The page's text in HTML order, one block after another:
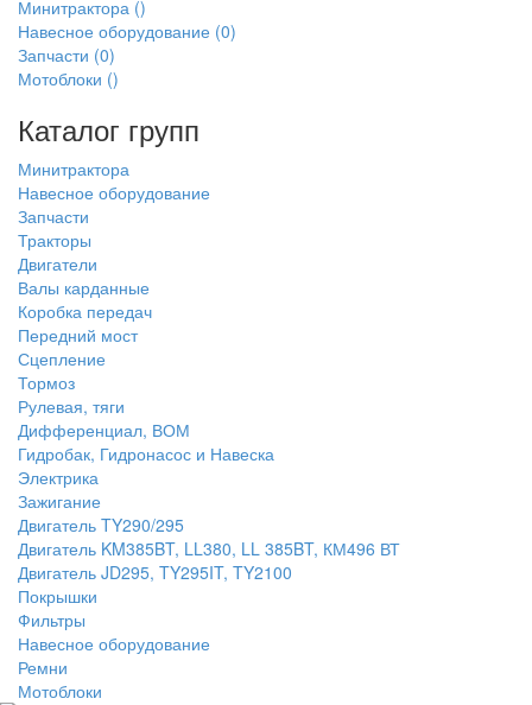
Минитрактора ()
Навесное оборудование (0)
Запчасти (0)
Мотоблоки ()
Каталог групп
Минитрактора
Навесное оборудование
Запчасти
Тракторы
Двигатели
Валы карданные
Коробка передач
Передний мост
Сцепление
Тормоз
Рулевая, тяги
Дифференциал, ВОМ
Гидробак, Гидронасос и Навеска
Электрика
Зажигание
Двигатель TY290/295
Двигатель KM385BT, LL380, LL 385BT, КМ496 ВТ
Двигатель JD295, TY295IT, TY2100
Покрышки
Фильтры
Навесное оборудование
Ремни
Мотоблоки